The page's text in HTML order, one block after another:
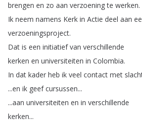
brengen en zo aan verzoening te werken.
Ik neem namens Kerk in Actie deel aan
verzoeningsproject.
Dat is een initiatief van verschillende
kerken en universiteiten in Colombia.
In dat kader heb ik veel contact met
...en ik geef cursussen...
...aan universiteiten en in verschillende
kerken...